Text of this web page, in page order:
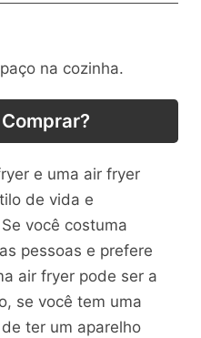
na cozinha.
e uma air fryer
de vida e
você costuma
pessoas e prefere
air fryer pode ser a
se você tem uma
ter um aparelho